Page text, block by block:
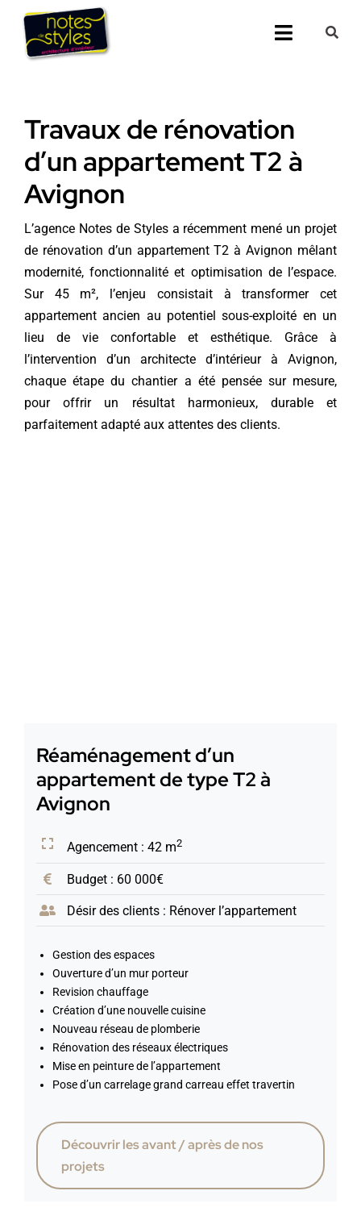
Passer
contenu
Toggle
Nos 25
Prestations
Nos
Notes de
Presse
Demander un
Contact
Travaux de rénovation
d’un appartement T2 à
Avignon
L’agence Notes de Styles a récemment mené un projet
de rénovation d’un appartement T2 à Avignon mêlant
modernité, fonctionnalité et optimisation de l’espace.
Sur 45 m², l’enjeu consistait à transformer cet
appartement ancien au potentiel sous-exploité en un
lieu de vie confortable et esthétique. Grâce à
l’intervention d’un architecte d’intérieur à Avignon,
chaque étape du chantier a été pensée sur mesure,
pour offrir un résultat harmonieux, durable et
parfaitement adapté aux attentes des clients.
Réaménagement d’un
appartement de type T2 à
Avignon
Agencement : 42 m2
Budget : 60 000€
Désir des clients : Rénover l’appartement
Gestion des espaces
Ouverture d’un mur porteur
Revision chauffage
Création d’une nouvelle cuisine
Nouveau réseau de plomberie
Rénovation des réseaux électriques
Mise en peinture de l’appartement
Pose d’un carrelage grand carreau effet travertin
Découvrir les avant / après de nos
projets